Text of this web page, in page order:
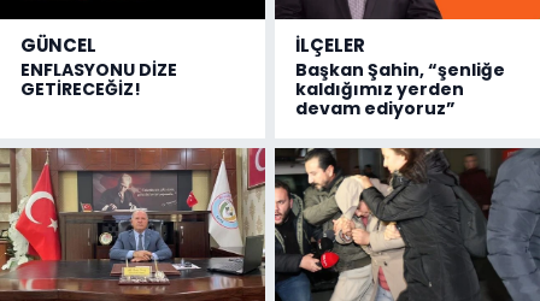
GÜNCEL
ENFLASYONU DİZE
GETİRECEĞİZ!
İLÇELER
Başkan Şahin, “şenliğe
kaldığımız yerden
devam ediyoruz”